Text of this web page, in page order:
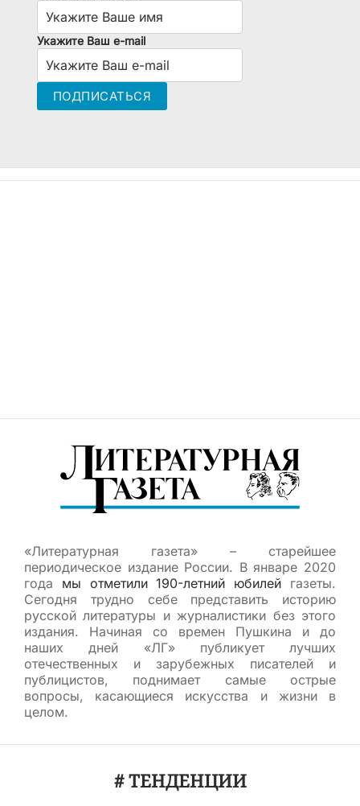
Укажите Ваш e-mail
«Литературная газета» – старейшее
периодическое издание России. В январе 2020
года мы отметили 190-летний юбилей газеты.
Сегодня трудно себе представить историю
русской литературы и журналистики без этого
издания. Начиная со времен Пушкина и до
наших дней «ЛГ» публикует лучших
отечественных и зарубежных писателей и
публицистов, поднимает самые острые
вопросы, касающиеся искусства и жизни в
целом.
# ТЕНДЕНЦИИ